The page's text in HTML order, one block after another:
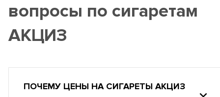
вопросы по сигаретам
АКЦИЗ
ПОЧЕМУ ЦЕНЫ НА СИГАРЕТЫ АКЦИЗ